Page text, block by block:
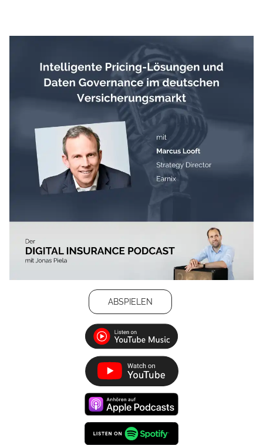
ABSPIELEN